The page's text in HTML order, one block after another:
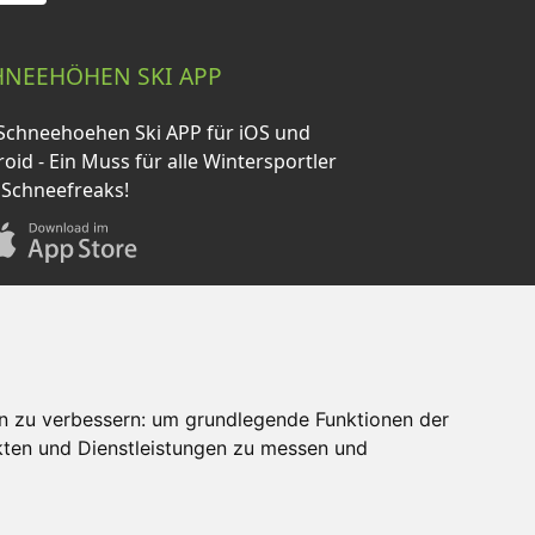
zu verbessern: um grundlegende Funktionen der
und Dienstleistungen zu messen und
SKI APP
Ski APP für iOS und
- Ein Muss für alle Wintersportler
Newsletter Mediadaten